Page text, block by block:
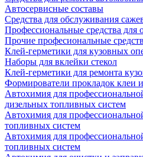
Автосервисные составы
Средства для обслуживания
Профессиональные средства для
Прочие професиональные
Клей-герметики для кузовных
Наборы для вклейки стекол
Клей-герметики для ремонта
Формирователи прокладок клеи
Автохимия для
дизельных топливных систем
Автохимия для
топливных систем
Автохимия для
топливных систем